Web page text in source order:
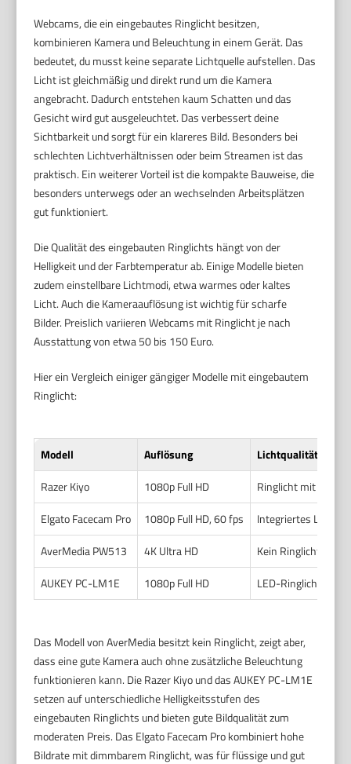
Webcams, die ein eingebautes Ringlicht besitzen,
kombinieren Kamera und Beleuchtung in einem Gerät. Das
bedeutet, du musst keine separate Lichtquelle aufstellen. Das
Licht ist gleichmäßig und direkt rund um die Kamera
angebracht. Dadurch entstehen kaum Schatten und das
Gesicht wird gut ausgeleuchtet. Das verbessert deine
Sichtbarkeit und sorgt für ein klareres Bild. Besonders bei
schlechten Lichtverhältnissen oder beim Streamen ist das
praktisch. Ein weiterer Vorteil ist die kompakte Bauweise, die
besonders unterwegs oder an wechselnden Arbeitsplätzen
gut funktioniert.
Die Qualität des eingebauten Ringlichts hängt von der
Helligkeit und der Farbtemperatur ab. Einige Modelle bieten
zudem einstellbare Lichtmodi, etwa warmes oder kaltes
Licht. Auch die Kameraauflösung ist wichtig für scharfe
Bilder. Preislich variieren Webcams mit Ringlicht je nach
Ausstattung von etwa 50 bis 150 Euro.
Hier ein Vergleich einiger gängiger Modelle mit eingebautem
Ringlicht:
Modell Auflösung
Lichtqualität
Razer Kiyo
1080p Full HD
Ringlicht mit 12
Elgato Facecam Pro
1080p Full HD, 60 fps
Integriertes LED-
AverMedia PW513
4K Ultra HD
Kein Ringlicht,
AUKEY PC-LM1E
1080p Full HD LED-Ringlicht, 3
Das Modell von AverMedia besitzt kein Ringlicht, zeigt aber,
dass eine gute Kamera auch ohne zusätzliche Beleuchtung
funktionieren kann. Die Razer Kiyo und das AUKEY PC-LM1E
setzen auf unterschiedliche Helligkeitsstufen des
eingebauten Ringlichts und bieten gute Bildqualität zum
moderaten Preis. Das Elgato Facecam Pro kombiniert hohe
Bildrate mit dimmbarem Ringlicht, was für flüssige und gut